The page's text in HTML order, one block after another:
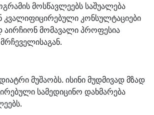
მოსწავლეებს საშუალება
კვალიფიცირებული კონსულტაციები
აირჩიონ მომავალი პროფესია
მუშაობს. ისინი მუდმივად მზად
სამედიცინო დახმარება